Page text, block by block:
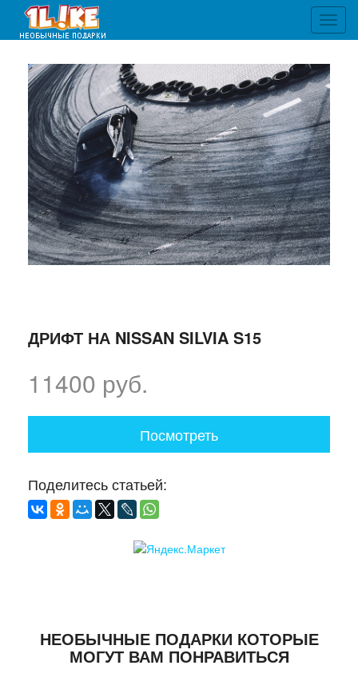
ДРИФТ НА NISSAN SILVIA S15
11400 руб.
Посмотреть
Поделитесь статьей:
НЕОБЫЧНЫЕ ПОДАРКИ КОТОРЫЕ
МОГУТ ВАМ ПОНРАВИТЬСЯ